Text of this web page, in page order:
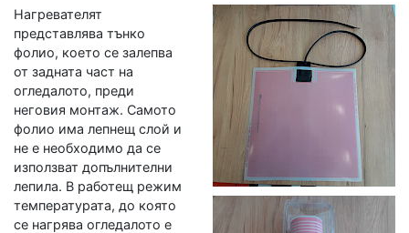
Нагревателят
представлява тънко
фолио, което се залепва
от задната част на
огледалото, преди
неговия монтаж. Самото
фолио има лепнещ слой и
не е необходимо да се
използват допълнителни
лепила. В работещ режим
температурата, до която
се нагрява огледалото е